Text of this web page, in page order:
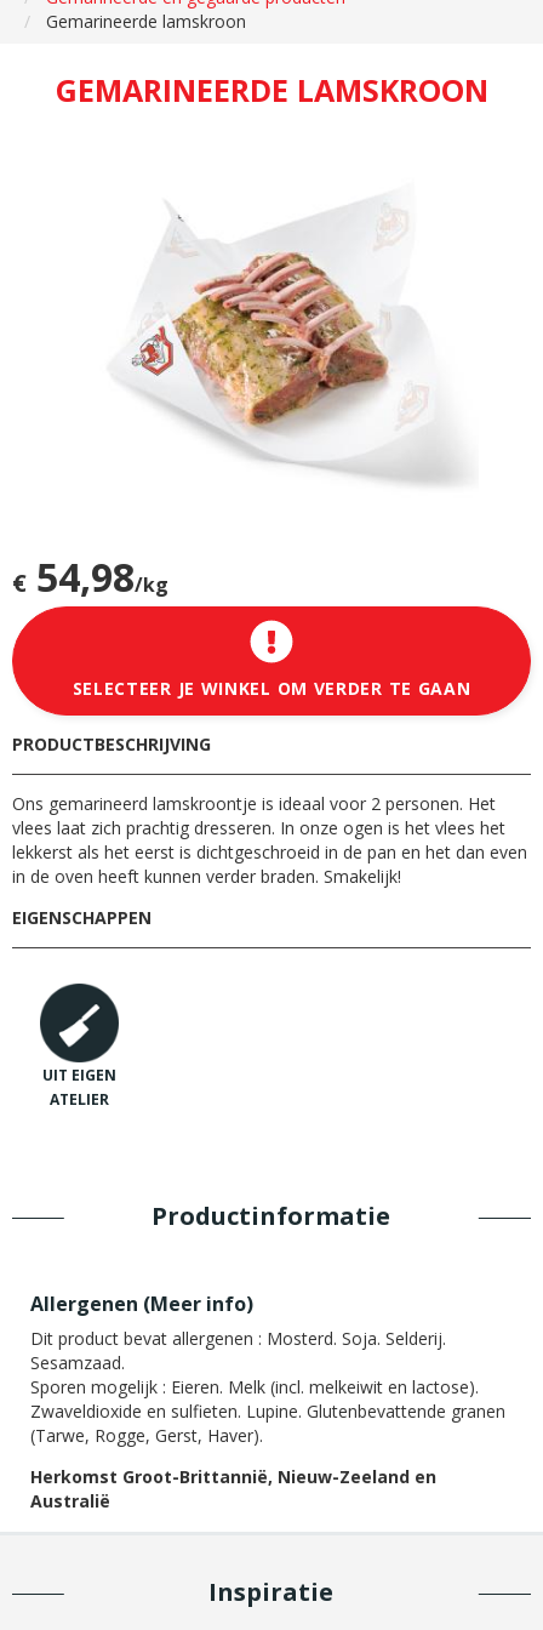
Gemarineerde lamskroon
GEMARINEERDE LAMSKROON
€ 54,98/kg
SELECTEER JE WINKEL OM VERDER TE GAAN
PRODUCTBESCHRIJVING
Ons gemarineerd lamskroontje is ideaal voor 2 personen. Het
vlees laat zich prachtig dresseren. In onze ogen is het vlees het
lekkerst als het eerst is dichtgeschroeid in de pan en het dan even
in de oven heeft kunnen verder braden. Smakelijk!
EIGENSCHAPPEN
UIT EIGEN
ATELIER
Productinformatie
Allergenen (Meer info)
Dit product bevat allergenen : Mosterd. Soja. Selderij.
Sesamzaad.
Sporen mogelijk : Eieren. Melk (incl. melkeiwit en lactose).
Zwaveldioxide en sulfieten. Lupine. Glutenbevattende granen
(Tarwe, Rogge, Gerst, Haver).
Herkomst Groot-Brittannië, Nieuw-Zeeland en
Australië
Inspiratie